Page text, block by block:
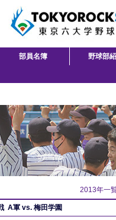
部員名簿 野球部
2013年一
A軍 vs. 梅田学園